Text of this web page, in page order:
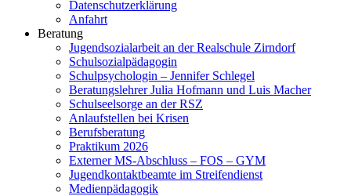
Datenschutzerklärung
Anfahrt
Beratung
Jugendsozialarbeit an der Realschule Zirndorf
Schulsozialpädagogin
Schulpsychologin – Jennifer Schlegel
Beratungslehrer Julia Hofmann und Luis Macher
Schulseelsorge an der RSZ
Anlaufstellen bei Krisen
Berufsberatung
Praktikum 2026
Externer MS-Abschluss – FOS – GYM
Jugendkontaktbeamte im Streifendienst
Medienpädagogik